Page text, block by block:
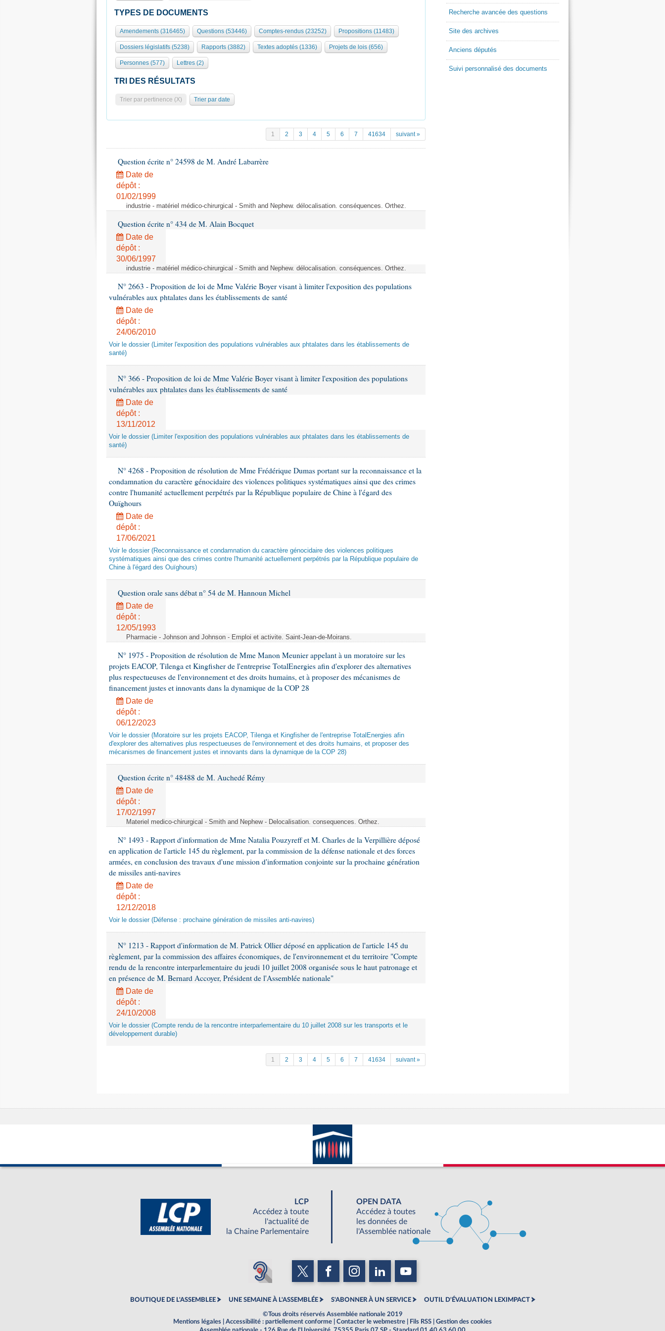
TYPES DE DOCUMENTS
Amendements (316465) Questions (53446) Comptes-rendus (23252) Propositions (11483)
Dossiers législatifs (5238) Rapports (3882) Textes adoptés (1336) Projets de lois (656)
Personnes (577) Lettres (2)
TRI DES RÉSULTATS
Trier par pertinence (X) Trier par date
1 2 3 4 5 6 7 41634 suivant »
Question écrite n° 24598 de M. André Labarrère
Date de
dépôt :
01/02/1999
industrie - matériel médico-chirurgical - Smith and Nephew. délocalisation. conséquences. Orthez.
Question écrite n° 434 de M. Alain Bocquet
Date de
dépôt :
30/06/1997
industrie - matériel médico-chirurgical - Smith and Nephew. délocalisation. conséquences. Orthez.
N° 2663 - Proposition de loi de Mme Valérie Boyer visant à limiter l'exposition des populations
vulnérables aux phtalates dans les établissements de santé
Date de
dépôt :
24/06/2010
Voir le dossier (Limiter l'exposition des populations vulnérables aux phtalates dans les établissements de
santé)
N° 366 - Proposition de loi de Mme Valérie Boyer visant à limiter l'exposition des populations
vulnérables aux phtalates dans les établissements de santé
Date de
dépôt :
13/11/2012
Voir le dossier (Limiter l'exposition des populations vulnérables aux phtalates dans les établissements de
santé)
N° 4268 - Proposition de résolution de Mme Frédérique Dumas portant sur la reconnaissance et la
condamnation du caractère génocidaire des violences politiques systématiques ainsi que des crimes
contre l'humanité actuellement perpétrés par la République populaire de Chine à l'égard des
Ouïghours
Date de
dépôt :
17/06/2021
Voir le dossier (Reconnaissance et condamnation du caractère génocidaire des violences politiques
systématiques ainsi que des crimes contre l'humanité actuellement perpétrés par la République populaire de
Chine à l'égard des Ouïghours)
Question orale sans débat n° 54 de M. Hannoun Michel
Date de
dépôt :
12/05/1993
Pharmacie - Johnson and Johnson - Emploi et activite. Saint-Jean-de-Moirans.
N° 1975 - Proposition de résolution de Mme Manon Meunier appelant à un moratoire sur les
projets EACOP, Tilenga et Kingfisher de l'entreprise TotalEnergies afin d'explorer des alternatives
plus respectueuses de l'environnement et des droits humains, et à proposer des mécanismes de
financement justes et innovants dans la dynamique de la COP 28
Date de
dépôt :
06/12/2023
Voir le dossier (Moratoire sur les projets EACOP, Tilenga et Kingfisher de l'entreprise TotalEnergies afin
d'explorer des alternatives plus respectueuses de l'environnement et des droits humains, et proposer des
mécanismes de financement justes et innovants dans la dynamique de la COP 28)
Question écrite n° 48488 de M. Auchedé Rémy
Date de
dépôt :
17/02/1997
Materiel medico-chirurgical - Smith and Nephew - Delocalisation. consequences. Orthez.
N° 1493 - Rapport d'information de Mme Natalia Pouzyreff et M. Charles de la Verpillière déposé
en application de l'article 145 du règlement, par la commission de la défense nationale et des forces
armées, en conclusion des travaux d'une mission d'information conjointe sur la prochaine génération
de missiles anti-navires
Date de
dépôt :
12/12/2018
Voir le dossier (Défense : prochaine génération de missiles anti-navires)
N° 1213 - Rapport d'information de M. Patrick Ollier déposé en application de l'article 145 du
règlement, par la commission des affaires économiques, de l'environnement et du territoire "Compte
rendu de la rencontre interparlementaire du jeudi 10 juillet 2008 organisée sous le haut patronage et
en présence de M. Bernard Accoyer, Président de l'Assemblée nationale"
Date de
dépôt :
24/10/2008
Voir le dossier (Compte rendu de la rencontre interparlementaire du 10 juillet 2008 sur les transports et le
développement durable)
1 2 3 4 5 6 7 41634 suivant »
Recherche avancée des questions
Site des archives
Anciens députés
Suivi personnalisé des documents
LCP
Accédez à toute
l'actualité de
la Chaine Parlementaire
OPEN DATA
Accédez à toutes
les données de
l'Assemblée nationale
BOUTIQUE DE L'ASSEMBLEE UNE SEMAINE À L'ASSEMBLÉE S'ABONNER À UN SERVICE OUTIL D'ÉVALUATION LEXIMPACT
©Tous droits réservés Assemblée nationale 2019
Mentions légales
Accessibilité : partiellement conforme Contacter le webmestre Fils RSS
Gestion des cookies